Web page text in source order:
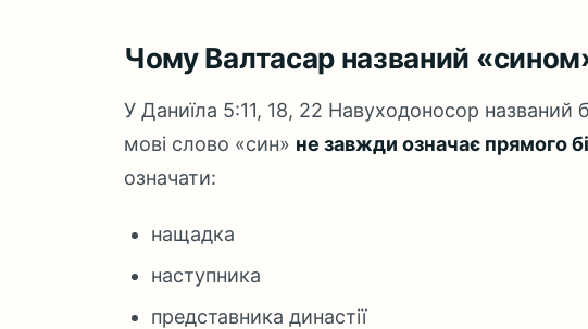
Чому Валтасар названий
У Даниїла 5:11, 18, 22 Навуходоносор названий
мові слово «син» не завжди означає прямого
означати:
нащадка
наступника
представника династії